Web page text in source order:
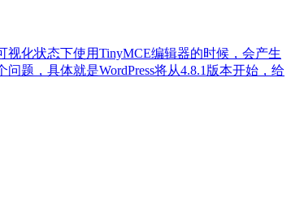
视化状态下使用TinyMCE编辑器的时候，会产生
题，具体就是WordPress将从4.8.1版本开始，给